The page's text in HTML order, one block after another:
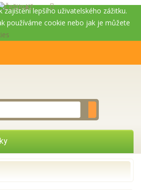
zajištění lepšího uživatelského zážitku.
používáme cookie nebo jak je můžete
Kč